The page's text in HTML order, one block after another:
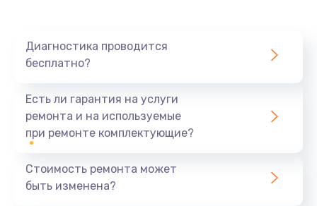
Диагностика проводится
бесплатно?
Есть ли гарантия на услуги
ремонта и на используемые
при ремонте комплектующие?
Стоимость ремонта может
быть изменена?